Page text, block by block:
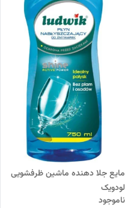
مایع جلا دهنده ماشین ظرفشویی
لودویک
ناموجود